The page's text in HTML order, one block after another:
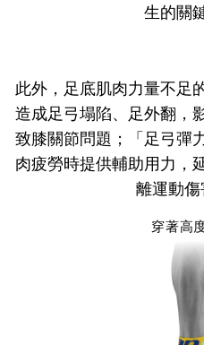
生的關
此外，足底肌肉力量不足
造成足弓塌陷、足外翻，
致膝關節問題；「足弓彈
肉疲勞時提供輔助用力，
離運動傷
穿著高